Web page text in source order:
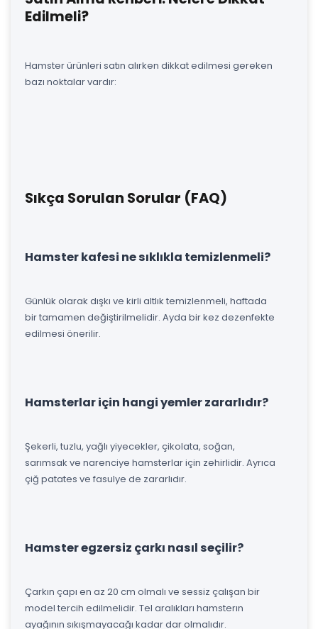
Edilmeli?
Hamster ürünleri satın alırken dikkat edilmesi gereken
bazı noktalar vardır:
Sıkça Sorulan Sorular (FAQ)
Hamster kafesi ne sıklıkla temizlenmeli?
Günlük olarak dışkı ve kirli altlık temizlenmeli, haftada
bir tamamen değiştirilmelidir. Ayda bir kez dezenfekte
edilmesi önerilir.
Hamsterlar için hangi yemler zararlıdır?
Şekerli, tuzlu, yağlı yiyecekler, çikolata, soğan,
sarımsak ve narenciye hamsterlar için zehirlidir. Ayrıca
çiğ patates ve fasulye de zararlıdır.
Hamster egzersiz çarkı nasıl seçilir?
Çarkın çapı en az 20 cm olmalı ve sessiz çalışan bir
model tercih edilmelidir. Tel aralıkları hamsterın
ayağının sıkışmayacağı kadar dar olmalıdır.